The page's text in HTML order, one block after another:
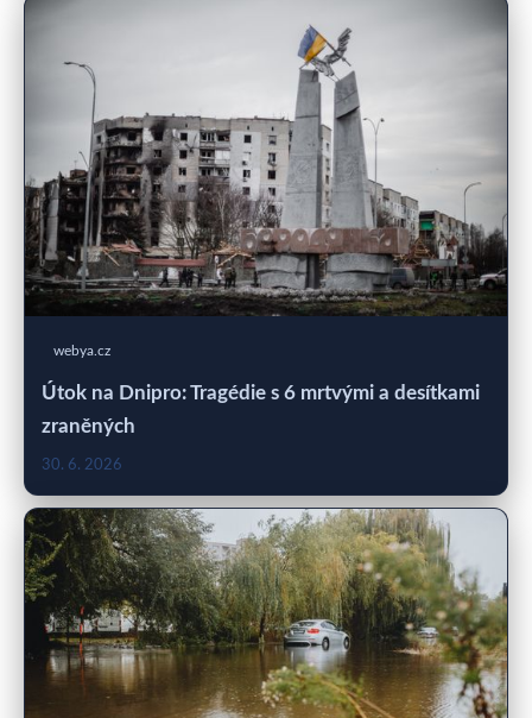
webya.cz
Útok na Dnipro: Tragédie s 6 mrtvými a desítkami
zraněných
30. 6. 2026